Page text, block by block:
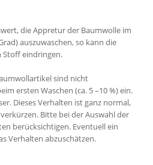
die Appretur der Baumwolle im
auszuwaschen, so kann die
Stoff eindringen.
sind nicht
ersten Waschen (ca. 5 –10 %) ein.
Dieses Verhalten ist ganz normal,
Bitte bei der Auswahl der
berücksichtigen. Eventuell ein
Verhalten abzuschätzen.